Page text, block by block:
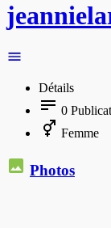
Détails
0
Femme
Photos